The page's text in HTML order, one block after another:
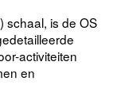
schaal, is de OS
activiteiten
en